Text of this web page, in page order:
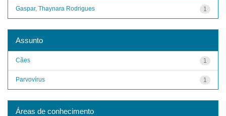
1
Gaspar, Thaynara Rodrigues
Assunto
1
Cães
1
Parvovírus
Áreas de conhecimento